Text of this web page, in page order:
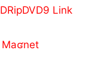
Link
Maʛnet